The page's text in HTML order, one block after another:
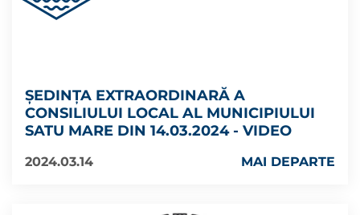
ȘEDINȚA EXTRAORDINARĂ A
CONSILIULUI LOCAL AL MUNICIPIULUI
SATU MARE DIN 14.03.2024 - VIDEO
2024.03.14 MAI DEPARTE